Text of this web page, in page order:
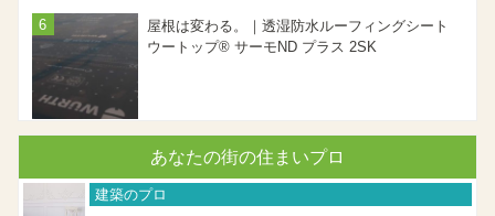
屋根は変わる。｜透湿防水ルーフィングシート
ウートップ® サーモND プラス 2SK
あなたの街の住まいプロ
建築のプロ